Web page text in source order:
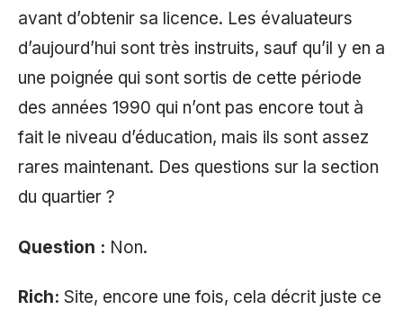
avant d’obtenir sa licence. Les évaluateurs
d’aujourd’hui sont très instruits, sauf qu’il y en a
une poignée qui sont sortis de cette période
des années 1990 qui n’ont pas encore tout à
fait le niveau d’éducation, mais ils sont assez
rares maintenant. Des questions sur la section
du quartier ?
Question : Non.
Rich: Site, encore une fois, cela décrit juste ce